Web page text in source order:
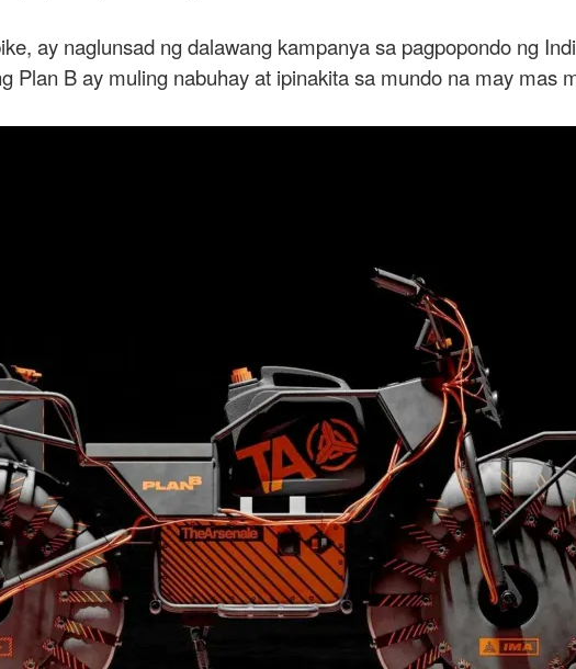
ay naglunsad ng dalawang kampanya sa pagpopondo ng
Plan B ay muling nabuhay at ipinakita sa mundo na may mas